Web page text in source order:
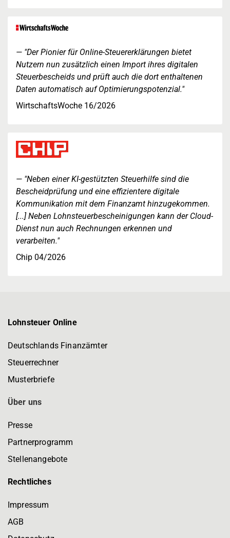
"Der Pionier für Online-Steuererklärungen bietet
Nutzern nun zusätzlich einen Import ihres digitalen
Steuerbescheids und prüft auch die dort enthaltenen
Daten automatisch auf Optimierungspotenzial."
WirtschaftsWoche 16/2026
"Neben einer KI-gestützten Steuerhilfe sind die
Bescheidprüfung und eine effizientere digitale
Kommunikation mit dem Finanzamt hinzugekommen.
[...] Neben Lohnsteuerbescheinigungen kann der Cloud-
Dienst nun auch Rechnungen erkennen und
verarbeiten."
Chip 04/2026
Lohnsteuer Online
Deutschlands Finanzämter
Steuerrechner
Musterbriefe
Über uns
Presse
Partnerprogramm
Stellenangebote
Rechtliches
Impressum
AGB